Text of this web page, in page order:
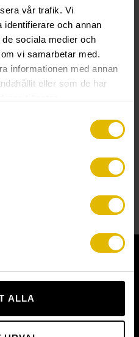
vår trafik. Vi
identifierare och annan
sociala medier och
vi samarbetar med.
informationen med annan
eller som de har
ALLA